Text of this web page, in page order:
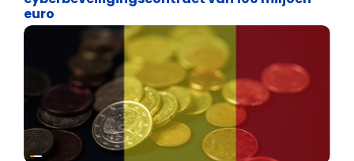
euro
Binnenland politiek